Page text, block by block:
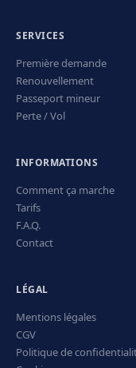
SERVICES
Première demande
Renouvellement
Passeport mineur
Perte / Vol
INFORMATIONS
Comment ça marche
Tarifs
F.A.Q.
Contact
LÉGAL
Mentions légales
CGV
Politique de